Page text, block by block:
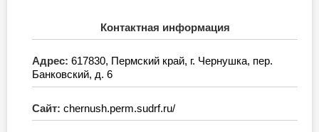
Контактная информация
Адрес: 617830, Пермский край, г. Чернушка, пер.
Банковский, д. 6
Сайт: chernush.perm.sudrf.ru/